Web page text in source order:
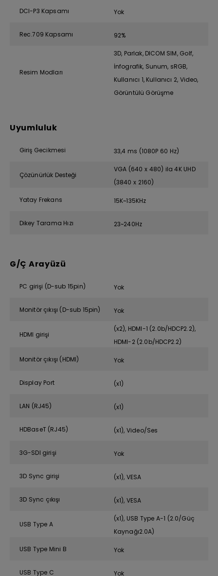
DCI-P3 Kapsamı Yok
Rec.709 Kapsamı 92%
Resim Modları
3D, Parlak, DICOM SIM, Golf,
İnfografik, Sunum, sRGB,
Kullanıcı 1, Kullanıcı 2, Video,
Görüntülü Görüşme
Uyumluluk
Giriş Gecikmesi 33,4 ms (1080P 60 Hz)
Çözünürlük Desteği
VGA (640 x 480) ila 4K UHD
(3840 x 2160)
Yatay Frekans 15K~135KHz
Dikey Tarama Hızı 23~240Hz
G/Ç Arayüzü
PC girişi (D-sub 15pin) Yok
Monitör çıkışı (D-sub 15pin) Yok
HDMI girişi
(x2), HDMI-1 (2.0b/HDCP2.2),
HDMI-2 (2.0b/HDCP2.2)
Monitör çıkışı (HDMI) Yok
Display Port (x1)
LAN (RJ45) (x1)
HDBaseT (RJ45) (x1), Video/Ses
3G-SDI girişi Yok
3D Sync girişi (x1), VESA
3D Sync çıkışı (x1), VESA
USB Type A
(x1), USB Type A-1 (2.0/Güç
Kaynağı2.0A)
USB Type Mini B Yok
USB Type C Yok